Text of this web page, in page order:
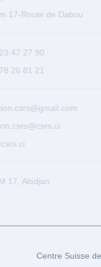
Route de Dabou
27 90
81 21
Abidjan
Centre Suisse